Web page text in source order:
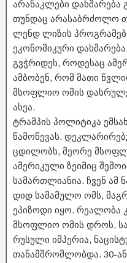
არანაკლები დახმარება
თუნდაც არასაბრძოლო
ლენდ ლიზის
ეკონომიკური
გვჭრიდეს, როდესაც
ამბობენ, რომ მათი
მსოფლიო ომის
ასეა.
ტრამპის პოლიტიკა
წამოწევას.
ცდილობს, მეორე
ამერიკული ზეიმიც
სამართლიანია. ჩვენ
დიდ სამამულო ომს,
ეპიზოდი იყო. რეალობა
მსოფლიო ომის დროს,
რუსული იმპერია,
თანამშრომლობდა. 30-